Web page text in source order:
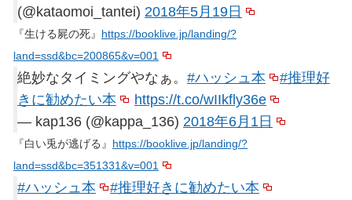
(@kataomoi_tantei) 2018年5月19日
『生ける屍の死』 https://booklive.jp/landing/?
land=ssd&bc=200865&v=001
絶妙なタイミングやなぁ。 #ハッシュ本
#推理好
きに勧めたい本
https://t.co/wIIkfly36e
— kap136 (@kappa_136) 2018年6月1日
『白い兎が逃げる』 https://booklive.jp/landing/?
land=ssd&bc=351331&v=001
#ハッシュ本
#推理好きに勧めたい本